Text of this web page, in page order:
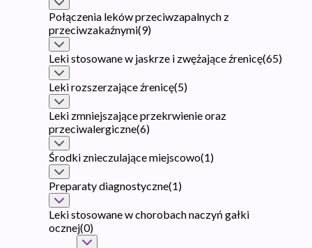
Połączenia leków przeciwzapalnych z
przeciwzakaźnymi(9)
Leki stosowane w jaskrze i zwężające źrenicę(65)
Leki rozszerzające źrenicę(5)
Leki zmniejszające przekrwienie oraz
przeciwalergiczne(6)
Środki znieczulające miejscowo(1)
Preparaty diagnostyczne(1)
Leki stosowane w chorobach naczyń gałki
ocznej(0)